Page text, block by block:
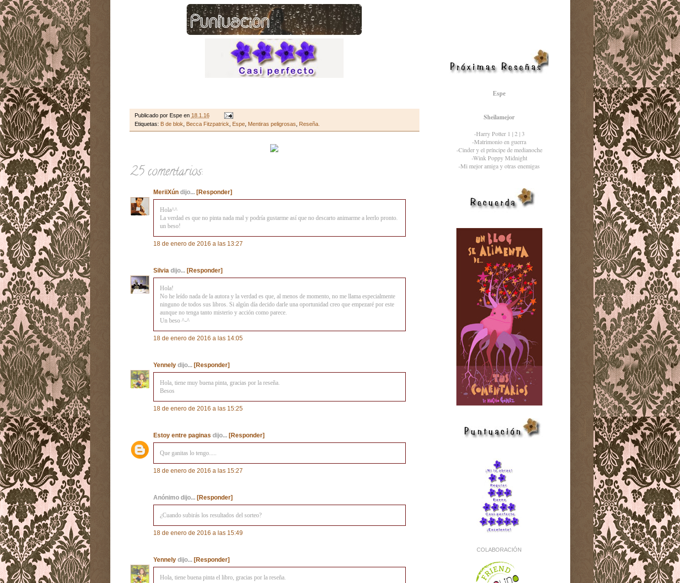
Publicado por Espe en 18.1.16
Etiquetas: B de blok Becca Fitzpatrick Espe, Mentiras peligrosas Reseña.
25 comentarios:
MeriiXúndijo... [Responder]
Hola^^
La verdad es que no pinta nada mal y podría gustarme así que no descarto animarme a leerlo pronto.
un beso!
18 de enero de 2016 a las 13:27
Silvia dijo... [Responder]
Hola!
No he leído nada de la autora y la verdad es que, al menos de momento, no me llama especialmente
ninguno de todos sus libros. Si algún día decido darle una oportunidad creo que empezaré por este
aunque no tenga tanto misterio y acción como parece.
Un beso ^-^
18 de enero de 2016 a las 14:05
Yennely dijo... [Responder]
Hola, tiene muy buena pinta, gracias por la reseña.
Besos
18 de enero de 2016 a las 15:25
Estoy entre paginas dijo... [Responder]
Que ganitas lo tengo.....
18 de enero de 2016 a las 15:27
Anónimo dijo... [Responder]
¿Cuando subirás los resultados del sorteo?
18 de enero de 2016 a las 15:49
Yennely dijo... [Responder]
Hola, tiene buena pinta el libro, gracias por la reseña.
Espe
Sheilamejor
-Harry Potter 1 | 2 | 3
-Matrimonio en guerra
-Cinder y el príncipe de medianoche
-Wink Poppy Midnight
-Mi mejor amiga y otras enemigas
COLABORACIÓN